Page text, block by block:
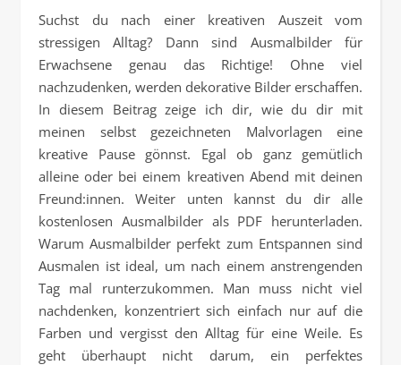
Suchst du nach einer kreativen Auszeit vom
stressigen Alltag? Dann sind Ausmalbilder für
Erwachsene genau das Richtige! Ohne viel
nachzudenken, werden dekorative Bilder erschaffen.
In diesem Beitrag zeige ich dir, wie du dir mit
meinen selbst gezeichneten Malvorlagen eine
kreative Pause gönnst. Egal ob ganz gemütlich
alleine oder bei einem kreativen Abend mit deinen
Freund:innen. Weiter unten kannst du dir alle
kostenlosen Ausmalbilder als PDF herunterladen.
Warum Ausmalbilder perfekt zum Entspannen sind
Ausmalen ist ideal, um nach einem anstrengenden
Tag mal runterzukommen. Man muss nicht viel
nachdenken, konzentriert sich einfach nur auf die
Farben und vergisst den Alltag für eine Weile. Es
geht überhaupt nicht darum, ein perfektes